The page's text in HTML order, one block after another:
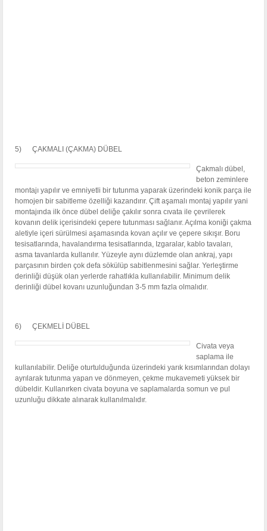
5) ÇAKMALI (ÇAKMA) DÜBEL
Çakmalı dübel,
beton zeminlere
montajı yapılır ve emniyetli bir tutunma yaparak üzerindeki konik parça ile
homojen bir sabitleme özelliği kazandırır. Çift aşamalı montaj yapılır yani
montajında ilk önce dübel deliğe çakılır sonra cıvata ile çevrilerek
kovanın delik içerisindeki çepere tutunması sağlanır. Açılma koniği çakma
aletiyle içeri sürülmesi aşamasında kovan açılır ve çepere sıkışır. Boru
tesisatlarında, havalandırma tesisatlarında, Izgaralar, kablo tavaları,
asma tavanlarda kullanılır. Yüzeyle aynı düzlemde olan ankraj, yapı
parçasının birden çok defa sökülüp sabitlenmesini sağlar. Yerleştirme
derinliği düşük olan yerlerde rahatlıkla kullanılabilir. Minimum delik
derinliği dübel kovanı uzunluğundan 3-5 mm fazla olmalıdır.
6) ÇEKMELİ DÜBEL
Civata veya
saplama ile
kullanılabilir. Deliğe oturtulduğunda üzerindeki yarık kısımlarından dolayı
ayrılarak tutunma yapan ve dönmeyen, çekme mukavemeti yüksek bir
dübeldir. Kullanırken civata boyuna ve saplamalarda somun ve pul
uzunluğu dikkate alınarak kullanılmalıdır.